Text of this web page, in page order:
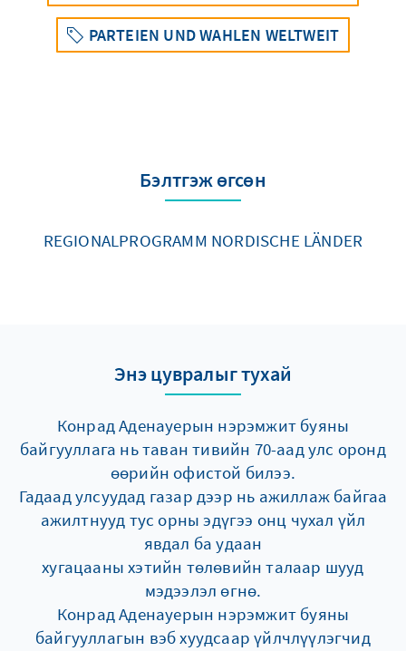
PARTEIEN UND WAHLEN WELTWEIT
Бэлтгэж өгсөн
REGIONALPROGRAMM NORDISCHE LÄNDER
Энэ цувралыг тухай
Конрад Аденауерын нэрэмжит буяны
байгууллага нь таван тивийн 70-аад улс оронд
өөрийн офистой билээ.
Гадаад улсуудад газар дээр нь ажиллаж байгаа
ажилтнууд тус орны эдүгээ онц чухал үйл
явдал ба удаан
хугацааны хэтийн төлөвийн талаар шууд
мэдээлэл өгнө.
Конрад Аденауерын нэрэмжит буяны
байгууллагын вэб хуудсаар үйлчлүүлэгчид